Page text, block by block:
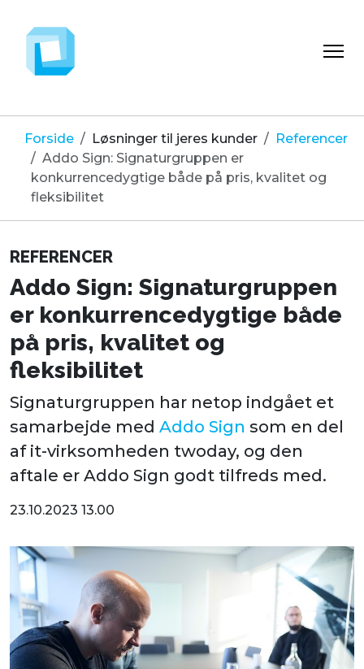
Forside Løsninger til jeres kunder
Referencer
Addo Sign: Signaturgruppen er
konkurrencedygtige både på pris, kvalitet og
fleksibilitet
REFERENCER
Addo Sign: Signaturgruppen
er konkurrencedygtige både
på pris, kvalitet og
fleksibilitet
Signaturgruppen har netop indgået et
samarbejde med Addo Sign som en del
af it-virksomheden twoday, og den
aftale er Addo Sign godt tilfreds med.
23.10.2023 13.00